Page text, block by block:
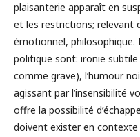
plaisanterie apparaît en
et les restrictions; relevant
émotionnel, philosophique.
politique sont: ironie
comme grave), lʹhumour
agissant par lʹinsensibilité
offre la possibilité
doivent exister en contexte